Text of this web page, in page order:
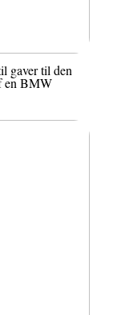
gaver til den
en BMW